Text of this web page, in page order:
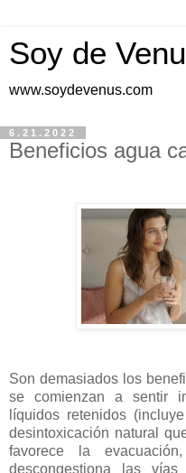
Soy de
www.soydevenus.com
6.21.2022
Beneficios agua
Son demasiados los
se comienzan a sentir
líquidos retenidos
desintoxicación natural
favorece la
descongestiona las